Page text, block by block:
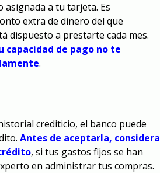
asignada a tu tarjeta. Es
extra de dinero del que
dispuesto a prestarte cada mes.
capacidad de pago no te
.
crediticio, el banco puede
Antes de aceptarla, considera
, si tus gastos fijos se han
en administrar tus compras.